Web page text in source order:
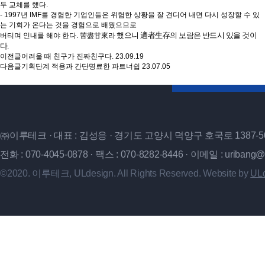
두 교체를 했다.
- 1997년 IMF를 경험한 기업인들은 위험한 상황을 잘 견디어 내면 다시 성장할 수 있
는 기회가 온다는 것을 경험으로 배웠으므로
버티며 인내를 해야 한다. 苦盡甘來라했으니 適者生存의 보람은 반드시 있을 것이
다.
이전글어려울 때 친구가 진짜친구다. 23.09.19
다음글기획단계 적용과 간단명료한 파트너쉽 23.07.05
㈜이루테크 · 대표 : 김성응 · 경기도 고양시 덕양구 호국로 1387-
전화 : 070-4045-0878 · 팩스 : 070-8282-8446 · 이메일 :
©2020. 이루테크, ULdesign. All Rights Reserved. Website by